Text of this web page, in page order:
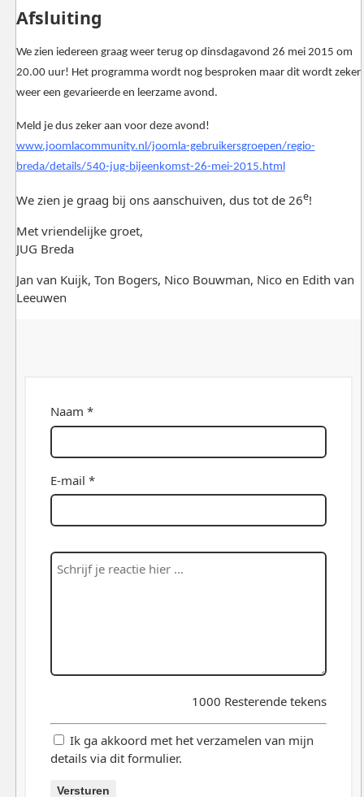
Afsluiting
We zien iedereen graag weer terug op dinsdagavond 26 mei 2015 om
20.00 uur! Het programma wordt nog besproken maar dit wordt zeker
weer een gevarieerde en leerzame avond.
Meld je dus zeker aan voor deze avond!
www.joomlacommunity.nl/joomla-gebruikersgroepen/regio-
breda/details/540-jug-bijeenkomst-26-mei-2015.html
We zien je graag bij ons aanschuiven, dus tot de 26e!
Met vriendelijke groet,
JUG Breda
Jan van Kuijk, Ton Bogers, Nico Bouwman, Nico en Edith van
Leeuwen
Naam *
E-mail *
1000 Resterende tekens
Ik ga akkoord met het verzamelen van mijn
details via dit formulier.
Versturen